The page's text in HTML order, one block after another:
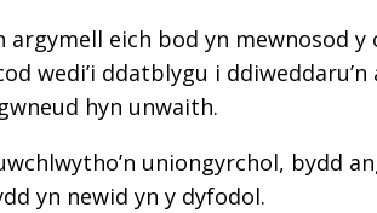
eich bod yn mewnosod y
wedi’i ddatblygu i
hyn unwaith.
uniongyrchol, bydd
yn newid yn y dyfodol.